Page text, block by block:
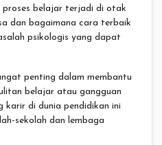
proses belajar terjadi di otak
dan bagaimana cara terbaik
psikologis yang dapat
penting dalam membantu
belajar atau gangguan
karir di dunia pendidikan ini
sekolah dan lembaga